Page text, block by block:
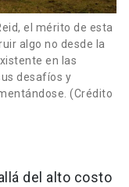
el mérito de esta
algo no desde la
en las
desafíos y
(Crédito
del alto costo